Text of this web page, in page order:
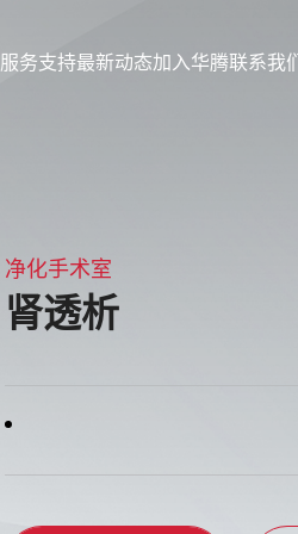
服务支持最新动态加入华腾联系我们
净化手术室
肾透析